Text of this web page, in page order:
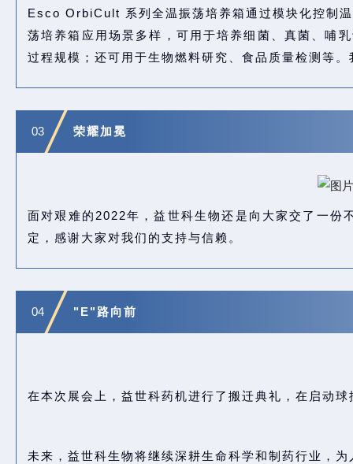
Esco OrbiCult 系列全温振荡培养箱通过模块化控制
荡培养箱应用场景多样，可用于培养细菌、真菌、哺
过程规模；还可用于生物燃料研究、食品质量检测等
03 荣耀加冕
面对艰难的2022年，益世科生物还是向大家交了一份
定，感谢大家对我们的支持与信赖。
04 "E"路向前
在本次展会上，益世科药机进行了搬迁典礼，在启动
未来，益世科生物将继续深耕生命科学和制药行业，